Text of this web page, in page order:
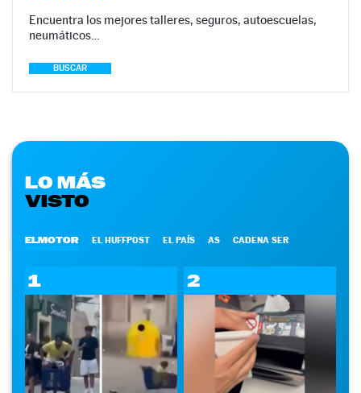
Encuentra los mejores talleres, seguros, autoescuelas,
neumáticos…
BUSCAR
LO MÁS
VISTO
ELMOTOR EL HUFFPOST EL PAÍS AS CADENA SER
1 2